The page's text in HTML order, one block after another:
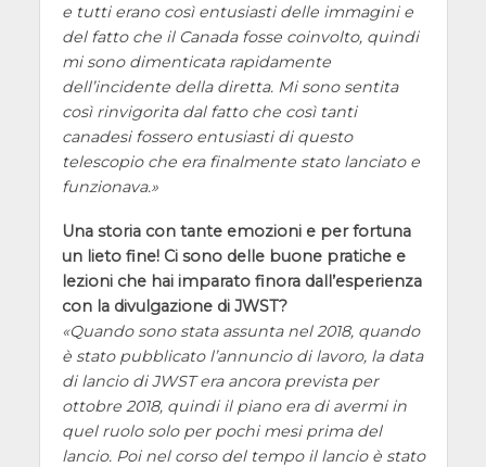
e tutti erano così entusiasti delle immagini e
del fatto che il Canada fosse coinvolto, quindi
mi sono dimenticata rapidamente
dell’incidente della diretta. Mi sono sentita
così rinvigorita dal fatto che così tanti
canadesi fossero entusiasti di questo
telescopio che era finalmente stato lanciato e
funzionava.
Una storia con tante emozioni e per fortuna
un lieto fine! Ci sono delle buone pratiche e
lezioni che hai imparato finora dall’esperienza
con la divulgazione di JWST?
Quando sono stata assunta nel 2018, quando
è stato pubblicato l’annuncio di lavoro, la data
di lancio di JWST era ancora prevista per
ottobre 2018, quindi il piano era di avermi in
quel ruolo solo per pochi mesi prima del
lancio. Poi nel corso del tempo il lancio è stato